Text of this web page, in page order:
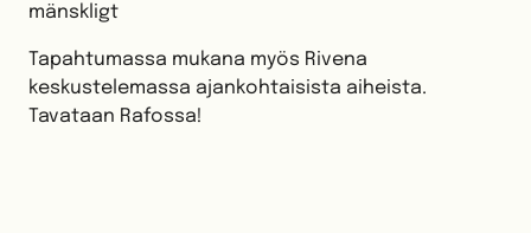
mänskligt
Tapahtumassa mukana myös Rivena
keskustelemassa ajankohtaisista aiheista.
Tavataan Rafossa!